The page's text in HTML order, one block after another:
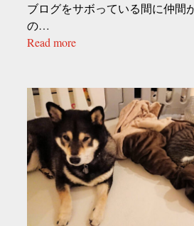
ブログをサボっている間に仲間
の…
Read more